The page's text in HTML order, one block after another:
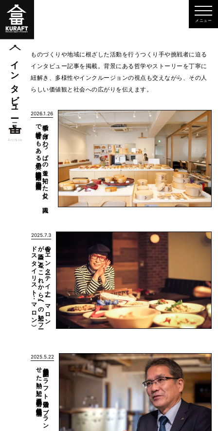
インタビュー
Archive
ものづくりや地域に根ざした活動を行うつくり手や挑戦者に迫る
インタビュー記事を掲載。背景にある哲学やストーリーを丁寧に
紐解き、多様性やインクルージョンの視点も交えながら、その人
らしい価値観と社会への広がりを伝えます。
2026.1.26
独学で
曲げ
わ
っ
ぱ
の
道を
拓い
た
父と
、
職人
で
経営者で
も
あ
る
息子の
物語（秋田県大館市：
柴田慶信商店）
2025.7.3
食の
エ
ン
タ
ーテ
イ
ナ
ー、
マ
ロ
ン
が
語る
「今」と
「こ
れ
か
ら
」へ
の
想い
（フ
ー
ド
ス
タ
イ
リ
ス
ト
：
マ
ロ
ン
）
2025.5.22
伊勢神宮奉納品・ク
ラ
フ
ト
醤油の
ブ
ラ
ン
ド
化を
成功さ
せ
た
熱い
想い
（三重県伊勢市：
伊勢醤油本舗）